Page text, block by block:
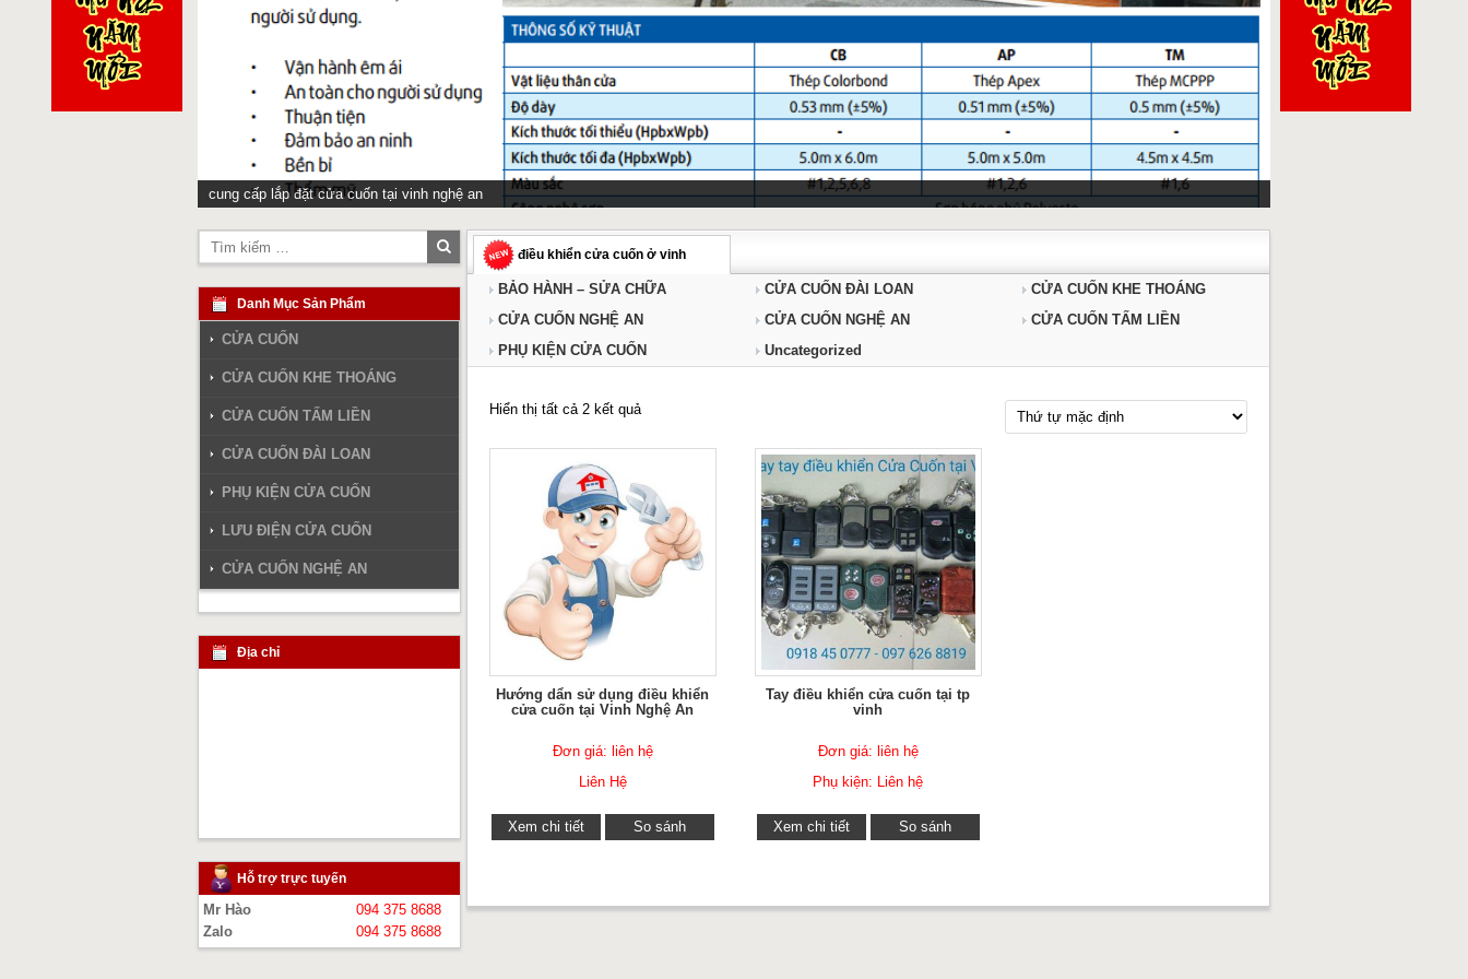
cung cấp lắp đặt cửa cuốn tại vinh nghệ an
điều khiển cửa cuốn ở vinh
BẢO HÀNH – SỬA CHỮA CỬA CUỐN ĐÀI LOAN
CỬA CUỐN KHE THOÁNG
CỬA CUỐN NGHỆ AN
CỬA CUỐN NGHỆ AN
CỬA CUỐN TẤM LIỀN
PHỤ KIỆN CỬA CUỐN
Uncategorized
Hiển thị tất cả 2 kết quả
Hướng dẩn sử dụng điều khiển
cửa cuốn tại Vinh Nghệ An
Đơn giá: liên hệ
Liên Hệ
Xem chi tiết So sánh
Tay điều khiển cửa cuốn tại tp
vinh
Đơn giá: liên hệ
Phụ kiện: Liên hệ
Xem chi tiết So sánh
Tìm
kiếm
Danh Mục Sản Phẩm
CỬA CUỐN
CỬA CUỐN KHE THOÁNG
CỬA CUỐN TẤM LIỀN
CỬA CUỐN ĐÀI LOAN
PHỤ KIỆN CỬA CUỐN
LƯU ĐIỆN CỬA CUỐN
CỬA CUỐN NGHỆ AN
Địa chỉ
Hỗ trợ trực tuyến
Mr Hào
094 375 8688
Zalo
094 375 8688